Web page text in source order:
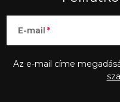
E-mail
Az e-mail címe